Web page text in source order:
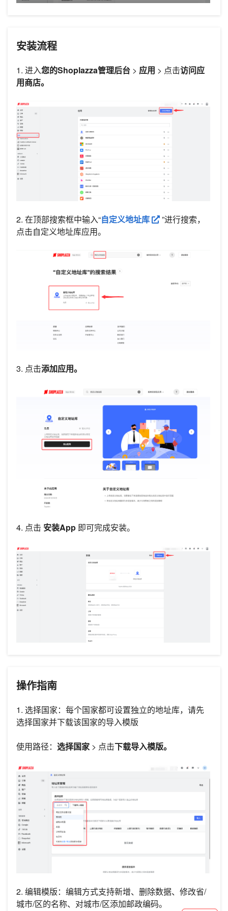
安装流程
1. 进入您的Shoplazza管理后台 > 应用 > 点击访问应
用商店。
2. 在顶部搜索框中输入“自定义地址库
”进行搜索，
点击自定义地址库应用。
3. 点击添加应用。
4. 点击 安装App 即可完成安装。
操作指南
1. 选择国家：每个国家都可设置独立的地址库，请先
选择国家并下载该国家的导入模版
使用路径： 选择国家 > 点击下载导入模版。
2. 编辑模版：编辑方式支持新增、删除数据、修改省/
城市/区的名称、对城市/区添加邮政编码。